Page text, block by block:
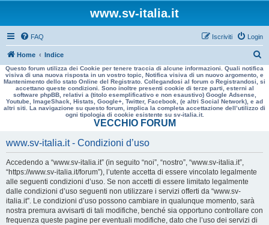
www.sv-italia.it
FAQ Login
Iscriviti
Home Indice
e
r
a
Questo forum utilizza dei Cookie per tenere traccia di alcune informazioni. Quali notifica
visiva di una nuova risposta in un vostro topic, Notifica visiva di un nuovo argomento, e
Mantenimento dello stato Online del Registrato. Collegandosi al forum o Registrandosi, si
accettano queste condizioni. Sono inoltre presenti cookie di terze parti, esterni al
software phpBB, relativi a (titolo esemplificativo e non esaustivo) Google Adsense,
Youtube, ImageShack, Histats, Google+, Twitter, Facebook, (e altri Social Network), e ad
altri siti. La navigazione su questo forum, implica la completa accettazione dell’utilizzo di
ogni tipologia di cookie esistente su sv-italia.it.
VECCHIO FORUM
www.sv-italia.it - Condizioni d’uso
Accedendo a “www.sv-italia.it” (in seguito “noi”, “nostro”, “www.sv-italia.it”,
“https://www.sv-italia.it/forum”), l’utente accetta di essere vincolato legalmente
alle seguenti condizioni d’uso. Se non accetti di essere limitato legalmente
dalle condizioni d’uso seguenti non utilizzare i servizi offerti da “www.sv-
italia.it”. Le condizioni d’uso possono cambiare in qualunque momento, sarà
nostra premura avvisarti di tali modifiche, benché sia opportuno controllare con
frequenza queste pagine per eventuali modifiche, dato che l’uso dei servizi di